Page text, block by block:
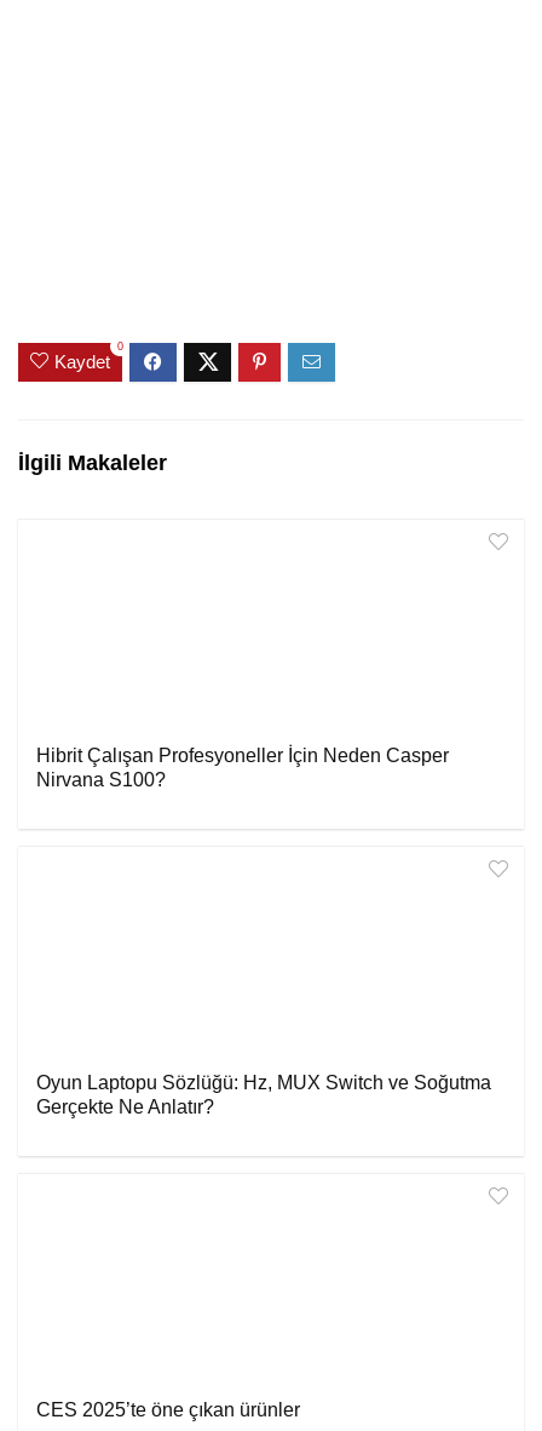
Kaydet
0
İlgili Makaleler
Hibrit Çalışan Profesyoneller İçin Neden Casper
Nirvana S100?
Oyun Laptopu Sözlüğü: Hz, MUX Switch ve Soğutma
Gerçekte Ne Anlatır?
CES 2025’te öne çıkan ürünler